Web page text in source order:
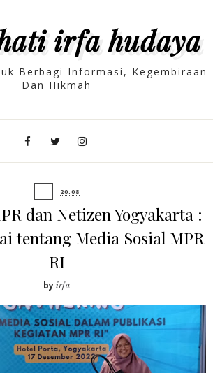
irfa hudaya
Berbagi Informasi, Kegembiraan
Dan Hikmah
20.08
dan Netizen Yogyakarta :
tentang Media Sosial MPR
RI
byirfa